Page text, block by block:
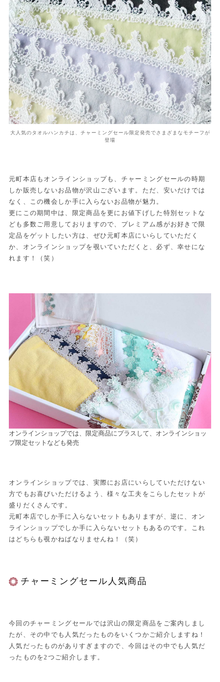
大人気のタオルハンカチは、チャーミングセール限定発売でさまざまなモチーフが
登場
元町本店もオンラインショップも、チャーミングセールの時期
しか販売しないお品物が沢山ございます。ただ、安いだけでは
なく、この機会しか手に入らないお品物が魅力。
更にこの期間中は、限定商品を更にお値下げした特別セットな
ども多数ご用意しておりますので、プレミアム感がお好きで限
定品をゲットしたい方は、ぜひ元町本店にいらしていただく
か、オンラインショップを覗いていただくと、必ず、幸せにな
れます！（笑）
オンラインショップでは、限定商品にプラスして、オンラインショッ
プ限定セットなども発売
オンラインショップでは、実際にお店にいらしていただけない
方でもお喜びいただけるよう、様々な工夫をこらしたセットが
盛りだくさんです。
元町本店でしか手に入らないセットもありますが、逆に、オン
ラインショップでしか手に入らないセットもあるのです。これ
はどちらも覗かねばなりませんね！（笑）
チャーミングセール人気商品
今回のチャーミングセールでは沢山の限定商品をご案内しまし
たが、その中でも人気だったものをいくつかご紹介しますね！
人気だったものがありすぎますので、今回はその中でも人気だ
ったものを2つご紹介します。